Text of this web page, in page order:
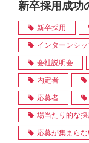
新卒採用成功
新卒採用
インターンシ
会社説明会
内定者
応募者
場当たり的な採
応募が集まら